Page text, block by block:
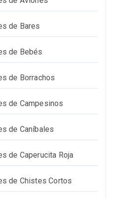
de Bares
de Bebés
de Borrachos
de Campesinos
de Caníbales
de Caperucita Roja
de Chistes Cortos